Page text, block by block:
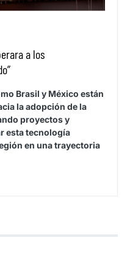
a los
Brasil y México están
la adopción de la
proyectos y
esta tecnología
en una trayectoria